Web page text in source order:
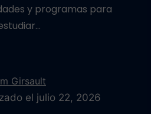
y programas para
Girsault
el julio 22, 2026